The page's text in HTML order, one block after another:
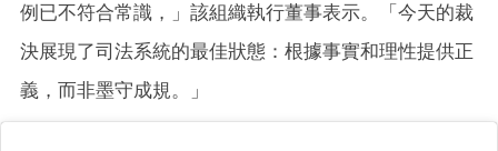
例已不符合常識，」該組織執行董事表示。「今天的裁
決展現了司法系統的最佳狀態：根據事實和理性提供正
義，而非墨守成規。」